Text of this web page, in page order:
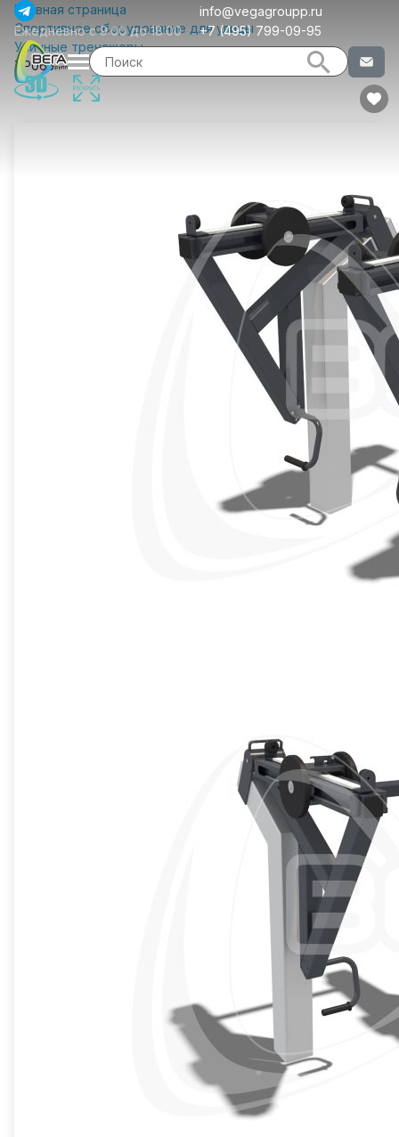
info@vegagroupp.ru
Ежедневно с 9:00 до 18:00
+7 (495) 799-09-95
Главная страница
Спортивное оборудование для улицы
Уличные тренажеры
ТР065